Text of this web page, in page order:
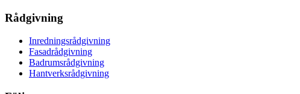
Rådgivning
Inredningsrådgivning
Fasadrådgivning
Badrumsrådgivning
Hantverksrådgivning